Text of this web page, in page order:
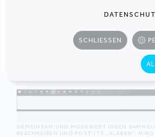
GEMEINSAM UND MODERIERT IDEEN
BESCHREIBEN UND POST-ITS „KLEBEN“.
SCHLIESSEN